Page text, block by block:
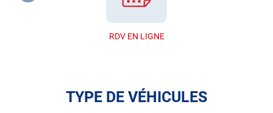
RDV EN LIGNE
TYPE DE VÉHICULES